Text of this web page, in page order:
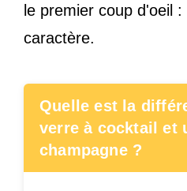
le premier coup d'oeil
caractère.
Quelle est la
verre à cocktail et
champagne ?